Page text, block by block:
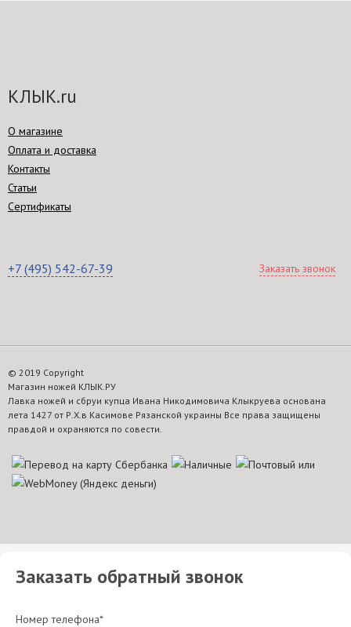
КЛЫК.ru
О магазине
Оплата и доставка
Контакты
Статьи
Сертификаты
+7 (495) 542-67-39 Заказать звонок
© 2019 Copyright
Магазин ножей КЛЫК.РУ
Лавка ножей и сбруи купца Ивана Никодимовича Клыкруева основана
лета 1427 от Р.Х.в Касимове Рязанской украины Все права защищены
правдой и охраняются по совести.
Заказать обратный звонок
Номер телефона*